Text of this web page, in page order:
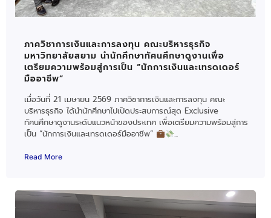
ภาควิชาการเงินและการลงทุน คณะบริหารธุรกิจ
มหาวิทยาลัยสยาม นำนักศึกษาทัศนศึกษาดูงานเพื่อ
เตรียมความพร้อมสู่การเป็น “นักการเงินและเทรดเดอร์
มืออาชีพ”
เมื่อวันที่ 21 เมษายน 2569 ภาควิชาการเงินและการลงทุน คณะ
บริหารธุรกิจ ได้นำนักศึกษาไปเปิดประสบการณ์สุด Exclusive
ทัศนศึกษาดูงานระดับแนวหน้าของประเทศ เพื่อเตรียมความพร้อมสู่การ
เป็น “นักการเงินและเทรดเดอร์มืออาชีพ”
...
Read More